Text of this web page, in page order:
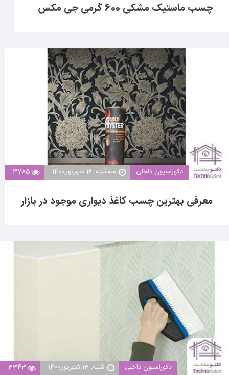
چسب ماستیک مشکی 600 گرمی جی مکس
3785 ﺳﻪشنبه, 16 شهریور,1400 دکوراسیون داخلی
معرفی بهترین چسب کاغذ دیواری موجود در بازار
3343 شنبه, 13 شهریور,1400 دکوراسیون داخلی